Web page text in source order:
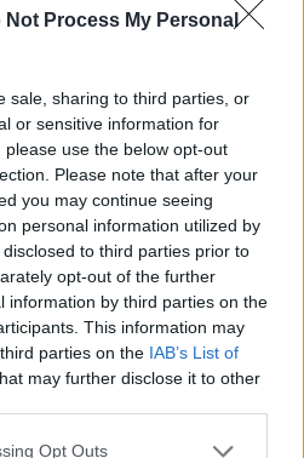
Not Process My Personal
sale, sharing to third parties, or
or sensitive information for
use the below opt-out
Please note that after your
you may continue seeing
personal information utilized by
to third parties prior to
opt-out of the further
information by third parties on the
This information may
parties on the IAB’s List of
may further disclose it to other
app uses one or more Google
Opt Outs
zaspi.